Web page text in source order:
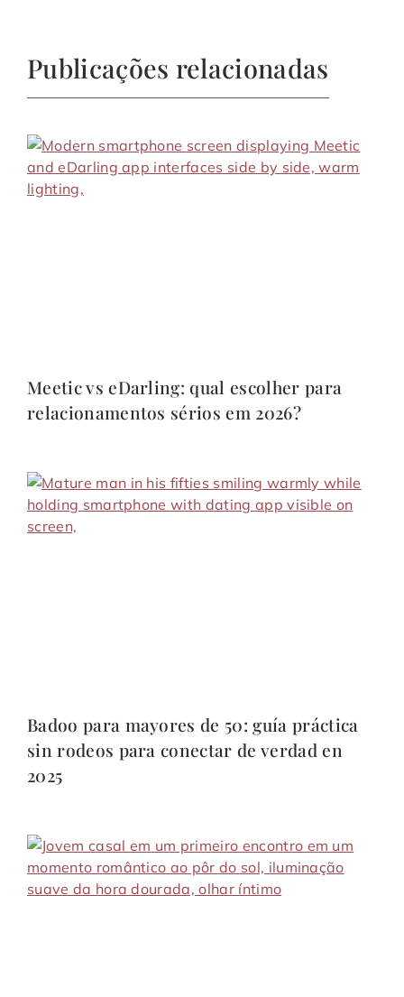
Publicações relacionadas
Meetic vs eDarling: qual escolher para
relacionamentos sérios em 2026?
Badoo para mayores de 50: guía práctica
sin rodeos para conectar de verdad en
2025